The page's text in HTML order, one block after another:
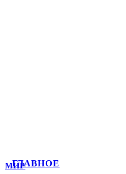
ГЛАВНОЕ
МИР